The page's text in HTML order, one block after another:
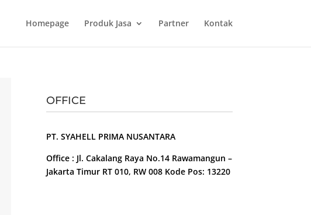
Homepage Produk Jasa Partner Kontak
OFFICE
PT. SYAHELL PRIMA NUSANTARA
Office : Jl. Cakalang Raya No.14 Rawamangun –
Jakarta Timur RT 010, RW 008 Kode Pos: 13220